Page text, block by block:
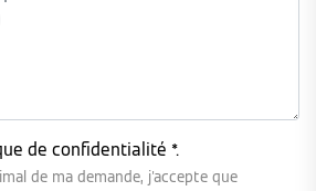
de confidentialité *.
de ma demande, j'accepte que